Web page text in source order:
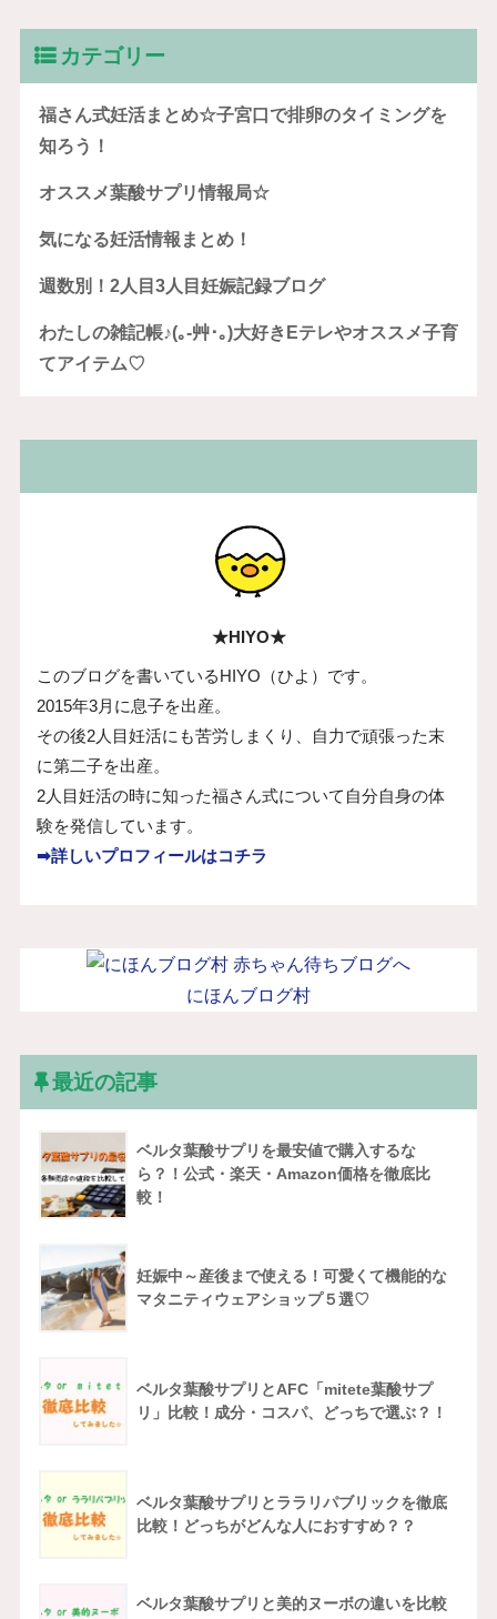
カテゴリー
福さん式妊活まとめ☆子宮口で排卵のタイミングを
知ろう！
オススメ葉酸サプリ情報局☆
気になる妊活情報まとめ！
週数別！2人目3人目妊娠記録ブログ
わたしの雑記帳♪(｡-艸･｡)大好きEテレやオススメ子育
てアイテム♡
★HIYO★
このブログを書いているHIYO（ひよ）です。
2015年3月に息子を出産。
その後2人目妊活にも苦労しまくり、自力で頑張った末
に第二子を出産。
2人目妊活の時に知った福さん式について自分自身の体
験を発信しています。
➡詳しいプロフィールはコチラ
にほんブログ村
最近の記事
ベルタ葉酸サプリを最安値で購入するな
ら？！公式・楽天・Amazon価格を徹底比
較！
妊娠中～産後まで使える！可愛くて機能的な
マタニティウェアショップ５選♡
ベルタ葉酸サプリとAFC「mitete葉酸サプ
リ」比較！成分・コスパ、どっちで選ぶ？！
ベルタ葉酸サプリとララリパブリックを徹底
比較！どっちがどんな人におすすめ？？
ベルタ葉酸サプリと美的ヌーボの違いを比較